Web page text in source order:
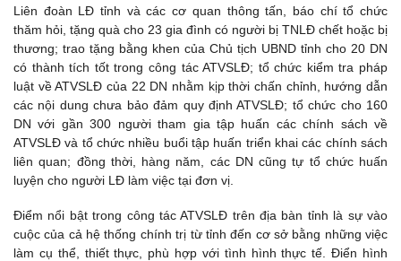
Liên đoàn LĐ tỉnh và các cơ quan thông tấn, báo chí tổ chức
thăm hỏi, tặng quà cho 23 gia đình có người bị TNLĐ chết hoặc bị
thương; trao tặng bằng khen của Chủ tịch UBND tỉnh cho 20 DN
có thành tích tốt trong công tác ATVSLĐ; tổ chức kiểm tra pháp
luật về ATVSLĐ của 22 DN nhằm kịp thời chấn chỉnh, hướng dẫn
các nội dung chưa bảo đảm quy định ATVSLĐ; tổ chức cho 160
DN với gần 300 người tham gia tập huấn các chính sách về
ATVSLĐ và tổ chức nhiều buổi tập huấn triển khai các chính sách
liên quan; đồng thời, hàng năm, các DN cũng tự tổ chức huấn
luyện cho người LĐ làm việc tại đơn vị.
Điểm nổi bật trong công tác ATVSLĐ trên địa bàn tỉnh là sự vào
cuộc của cả hệ thống chính trị từ tỉnh đến cơ sở bằng những việc
làm cụ thể, thiết thực, phù hợp với tình hình thực tế. Điển hình